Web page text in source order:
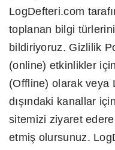
LogDefteri.com
toplanan bilgi türlerini
bildiriyoruz. Gizlilik
(online) etkinlikler
(Offline) olarak veya
dışındaki kanallar
sitemizi ziyaret
etmiş olursunuz.